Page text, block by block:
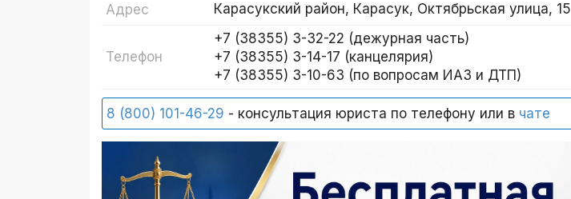
Адрес Карасукский район, Карасук, Октябрьская улица, 15
Телефон
+7 (38355) 3-32-22 (дежурная часть)
+7 (38355) 3-14-17 (канцелярия)
+7 (38355) 3-10-63 (по вопросам ИАЗ и ДТП)
8 (800) 101-46-29 - консультация юриста по телефону или в чате